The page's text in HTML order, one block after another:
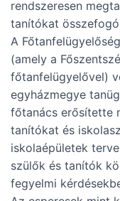
rendszeresen
tanítókat
A
(amely a
főtanfelügyelővel)
egyházmegye
főtanács erősítette
tanítókat és
iskolaépületek
szülők és tanítók
fegyelmi